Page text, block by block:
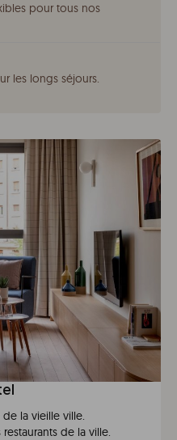
pour tous nos
les longs séjours.
la vieille ville.
de la ville.